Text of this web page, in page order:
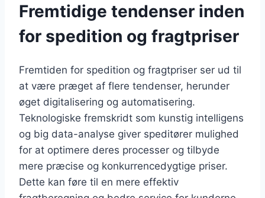
Fremtidige tendenser inden
for spedition og fragtpriser
Fremtiden for spedition og fragtpriser ser ud til
at være præget af flere tendenser, herunder
øget digitalisering og automatisering.
Teknologiske fremskridt som kunstig intelligens
og big data-analyse giver speditører mulighed
for at optimere deres processer og tilbyde
mere præcise og konkurrencedygtige priser.
Dette kan føre til en mere effektiv